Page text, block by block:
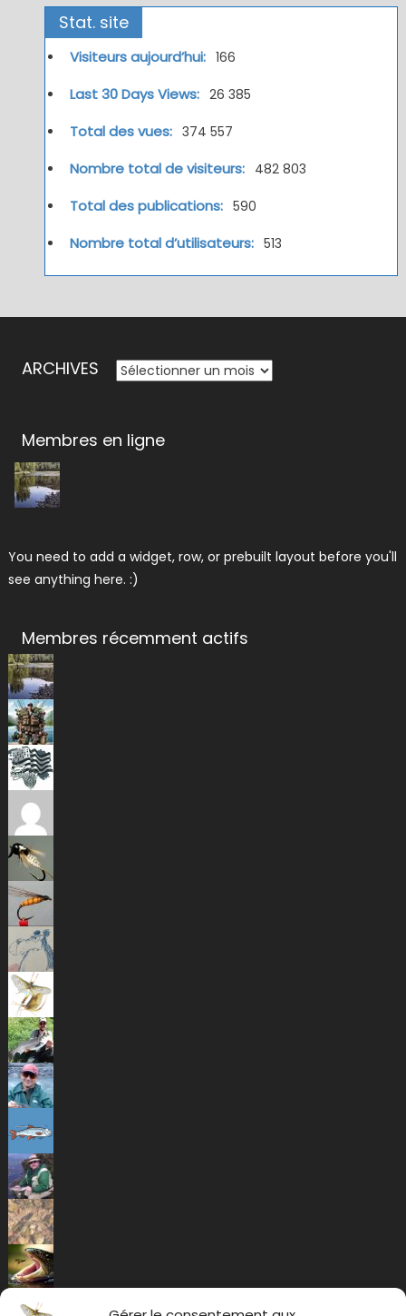
Stat. site
Visiteurs aujourd’hui: 166
Last 30 Days Views: 26 385
Total des vues: 374 557
Nombre total de visiteurs: 482 803
Total des publications: 590
Nombre total d’utilisateurs: 513
ARCHIVES ARCHIVES
Membres en ligne
You need to add a widget, row, or prebuilt layout before you'll
see anything here. :)
Membres récemment actifs